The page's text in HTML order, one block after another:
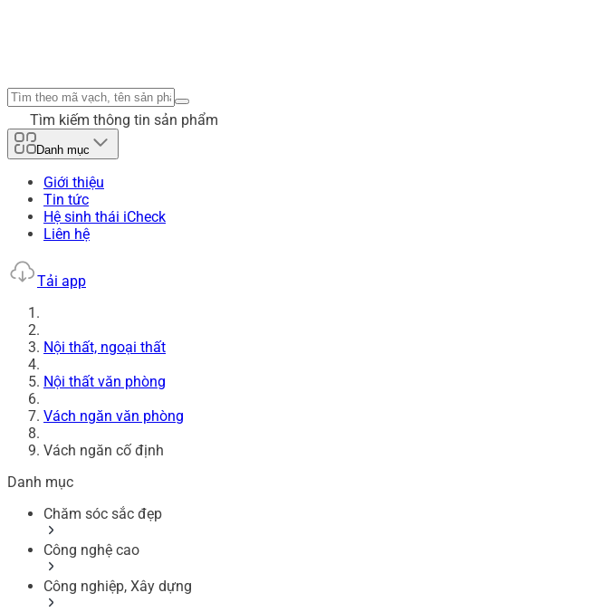
Tìm kiếm thông tin sản phẩm
Danh mục
Giới thiệu
Tin tức
Hệ sinh thái iCheck
Liên hệ
Tải app
Nội thất, ngoại thất
Nội thất văn phòng
Vách ngăn văn phòng
Vách ngăn cố định
Danh mục
Chăm sóc sắc đẹp
Công nghệ cao
Công nghiệp, Xây dựng